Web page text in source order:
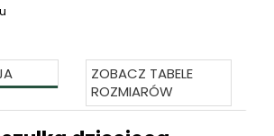
ZOBACZ TABELE
ROZMIARÓW